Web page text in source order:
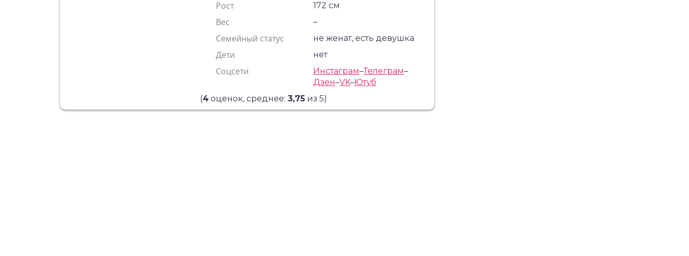
Рост 172 см
Вес –
Семейный статус не женат, есть девушка
Дети нет
Соцсети Инстаграм–Телеграм–
Дзен–VK–Ютуб
(4 оценок, среднее:3,75 из 5)